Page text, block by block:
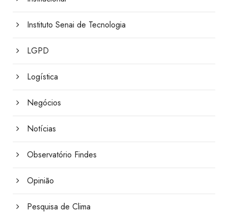
Instituto Senai de Tecnologia
LGPD
Logística
Negócios
Notícias
Observatório Findes
Opinião
Pesquisa de Clima